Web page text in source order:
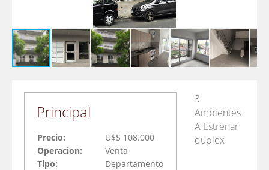
Principal
Precio:
U$S 108.000
Operacion:
Venta
Tipo:
Departamento
3
Ambientes
A Estrenar
duplex